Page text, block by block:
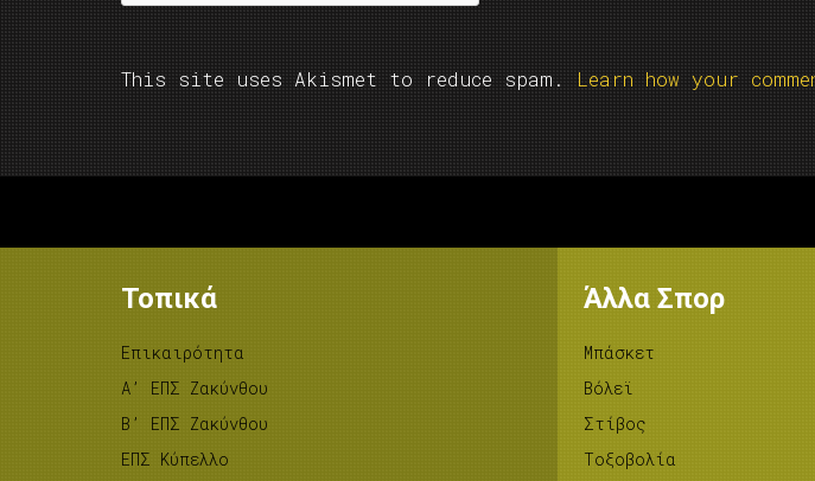
This site uses Akismet to reduce spam. Learn how your
Τοπικά
Επικαιρότητα
A’ ΕΠΣ Ζακύνθου
B’ ΕΠΣ Ζακύνθου
ΕΠΣ Κύπελλο
Άλλα Σπορ
Μπάσκετ
Βόλεϊ
Στίβος
Tοξοβολία